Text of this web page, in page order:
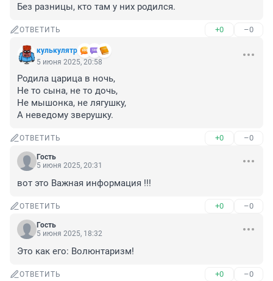
Без разницы, кто там у них родился.
ОТВЕТИТЬ +0 –0
кулькулятр
5 июня 2025, 20:58
Родила царица в ночь,
Не то сына, не то дочь,
Не мышонка, не лягушку,
А неведому зверушку.
ОТВЕТИТЬ +0 –0
Гость
5 июня 2025, 20:31
вот это Важная информация !!!
ОТВЕТИТЬ +0 –0
Гость
5 июня 2025, 18:32
Это как его: Волюнтаризм!
ОТВЕТИТЬ +0 –0